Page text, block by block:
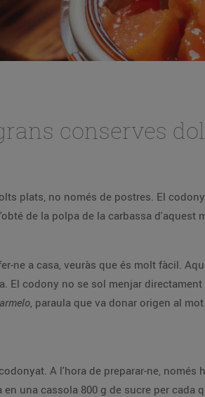
i codonyat, dues grans
plats, no només de postres. El
de la polpa de la carbassa d'aquest
ne a casa, veuràs que és molt fàcil.
El codony no se sol menjar
, paraula que va donar origen al mot
A l'hora de preparar-ne,
una cassola 800 g de sucre per cada